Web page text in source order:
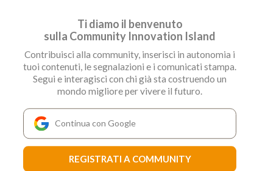
Ti diamo il benvenuto
sulla Community Innovation Island
Contribuisci alla community, inserisci in autonomia i
tuoi contenuti, le segnalazioni e i comunicati stampa.
Segui e interagisci con chi già sta costruendo un
mondo migliore per vivere il futuro.
Continua con Google
REGISTRATI A COMMUNITY